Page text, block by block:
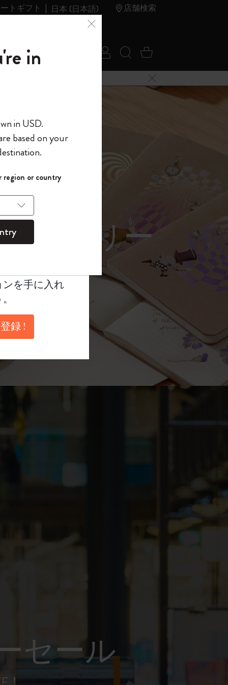
トギフト 日本 (日本語) 店舗検索
ール
ログイン
パスワードを表示
保存する
検索 (キーワード
カート 0 アイ
メニューを閉じる
サングラス）
示1
セール
ようこそ
、コード
力すると、初
無料になり
レット品は
を手に入れ
録 !
in
in USD.
based on your
or country